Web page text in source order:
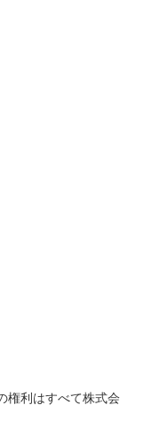
権利はすべて株式会